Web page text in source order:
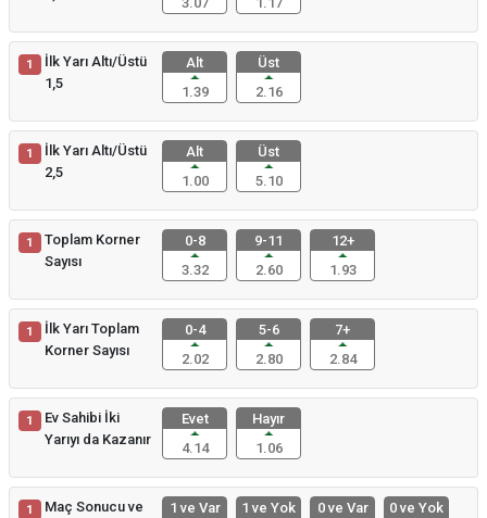
1
İlk Yarı Altı/Üstü
1,5
Alt
1.39
Üst
2.16
1
İlk Yarı Altı/Üstü
2,5
Alt
1.00
Üst
5.10
1
Toplam Korner
Sayısı
0-8
3.32
9-11
2.60
12+
1.93
1
İlk Yarı Toplam
Korner Sayısı
0-4
2.02
5-6
2.80
7+
2.84
1
Ev Sahibi İki
Yarıyı da Kazanır
Evet
4.14
Hayır
1.06
1
Maç Sonucu ve
1 ve Var
1 ve Yok
0 ve Var
0 ve Yok